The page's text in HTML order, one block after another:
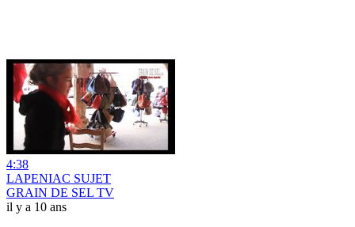
4:38
LAPENIAC SUJET
GRAIN DE SEL TV
il y a 10 ans